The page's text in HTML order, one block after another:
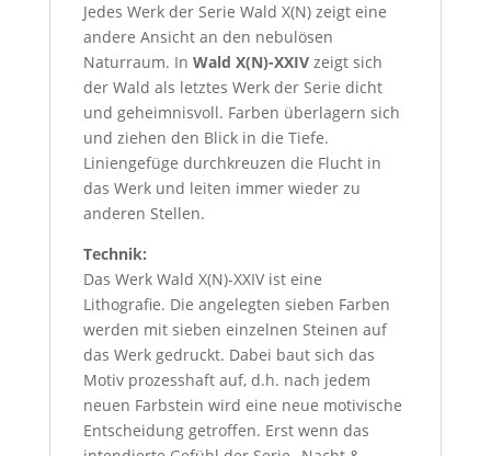
Jedes Werk der Serie Wald X(N) zeigt eine
andere Ansicht an den nebulösen
Naturraum. In Wald X(N)-XXIVzeigt sich
der Wald als letztes Werk der Serie dicht
und geheimnisvoll. Farben überlagern sich
und ziehen den Blick in die Tiefe.
Liniengefüge durchkreuzen die Flucht in
das Werk und leiten immer wieder zu
anderen Stellen.
Technik:
Das Werk Wald X(N)-XXIV ist eine
Lithografie. Die angelegten sieben Farben
werden mit sieben einzelnen Steinen auf
das Werk gedruckt. Dabei baut sich das
Motiv prozesshaft auf, d.h. nach jedem
neuen Farbstein wird eine neue motivische
Entscheidung getroffen. Erst wenn das